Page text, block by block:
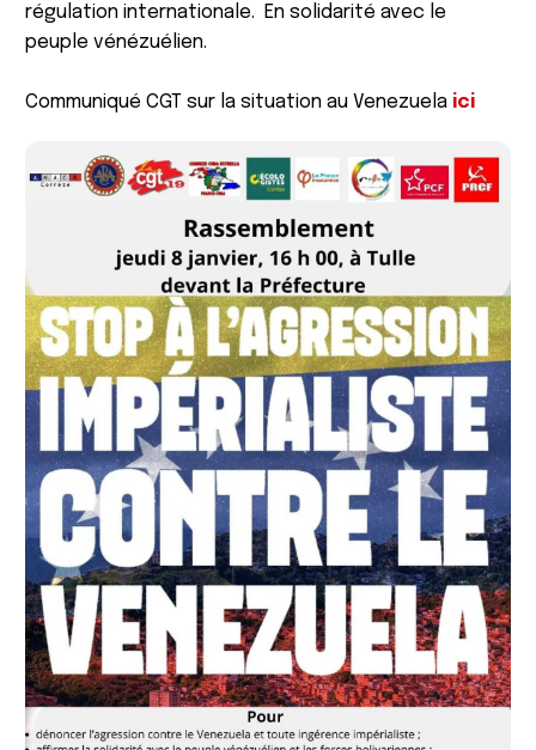
régulation internationale. En solidarité avec le
peuple vénézuélien.
Communiqué CGT sur la situation au Venezuela ici